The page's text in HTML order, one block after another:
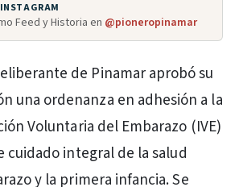
Feed y Historia en @pioneropinamar
de Pinamar aprobó su
una ordenanza en adhesión a la
Voluntaria del Embarazo (IVE)
cuidado integral de la salud
y la primera infancia. Se